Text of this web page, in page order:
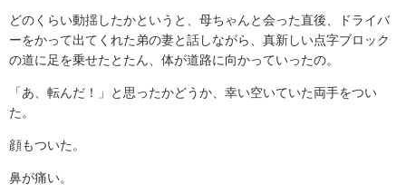
どのくらい動揺したかというと、母ちゃんと会った直後、ドライバ
ーをかって出てくれた弟の妻と話しながら、真新しい点字ブロック
の道に足を乗せたとたん、体が道路に向かっていったの。
「あ、転んだ！」と思ったかどうか、幸い空いていた両手をつい
た。
顔もついた。
鼻が痛い。